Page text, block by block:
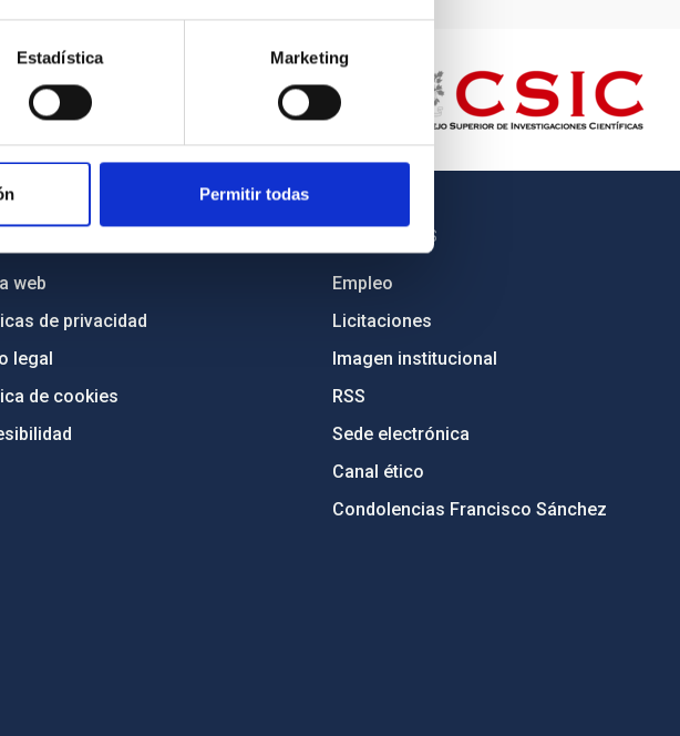
Estadística Marketing
Permitir todas
web
de privacidad
legal
de cookies
OTROS ENLACES
Empleo
Licitaciones
Imagen institucional
RSS
Sede electrónica
Canal ético
Condolencias Francisco Sánchez